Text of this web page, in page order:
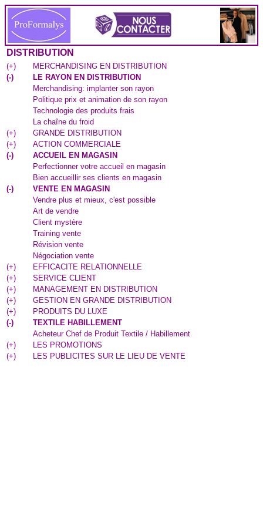
DISTRIBUTION
(+)
MERCHANDISING EN DISTRIBUTION
(-)
LE RAYON EN DISTRIBUTION
Merchandising: implanter son rayon
Politique prix et animation de son rayon
Technologie des produits frais
La chaîne du froid
(+)
GRANDE DISTRIBUTION
(+)
ACTION COMMERCIALE
(-)
ACCUEIL EN MAGASIN
Perfectionner votre accueil en magasin
Bien accueillir ses clients en magasin
(-)
VENTE EN MAGASIN
Vendre plus et mieux, c'est possible
Art de vendre
Client mystère
Training vente
Révision vente
Négociation vente
(+)
EFFICACITE RELATIONNELLE
(+)
SERVICE CLIENT
(+)
MANAGEMENT EN DISTRIBUTION
(+)
GESTION EN GRANDE DISTRIBUTION
(+)
PRODUITS DU LUXE
(-)
TEXTILE HABILLEMENT
Acheteur Chef de Produit Textile / Habillement
(+)
LES PROMOTIONS
(+) LES PUBLICITES SUR LE LIEU DE VENTE